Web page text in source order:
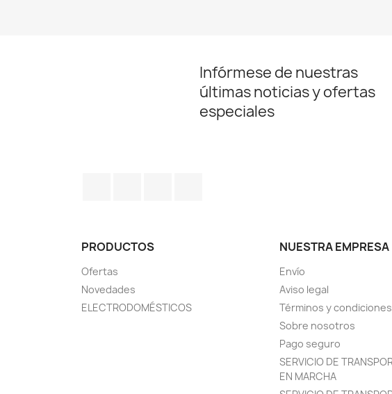
Infórmese de nuestras
últimas noticias y ofertas
especiales
PRODUCTOS
Ofertas
Novedades
ELECTRODOMÉSTICOS
NUESTRA EMPRESA
Envío
Aviso legal
Términos y condiciones
Sobre nosotros
Pago seguro
SERVICIO DE
EN MARCHA